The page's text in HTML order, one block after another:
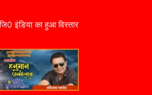
इंडिया का हुआ विस्तार